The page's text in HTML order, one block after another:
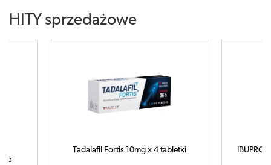
HITY sprzedażowe
Tadalafil Fortis 10mg x 4 tabletki